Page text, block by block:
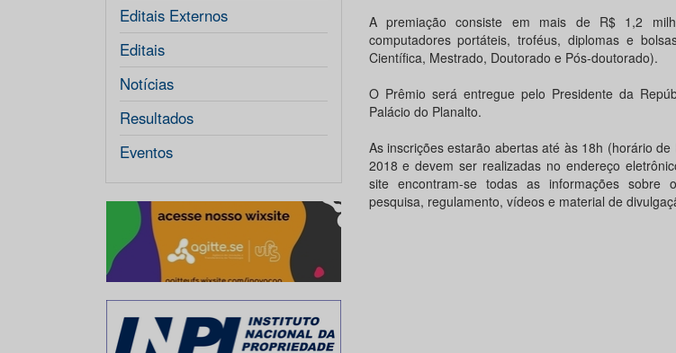
Editais Externos
Editais
Notícias
Resultados
Eventos
A premiação consiste em mais de R$ 1,2
computadores portáteis, troféus, diplomas e
Científica, Mestrado, Doutorado e Pós-doutorado).
O Prêmio será entregue pelo Presidente da
Palácio do Planalto.
As inscrições estarão abertas até às 18h (horário
2018 e devem ser realizadas no endereço
site encontram-se todas as informações sobre
pesquisa, regulamento, vídeos e material de